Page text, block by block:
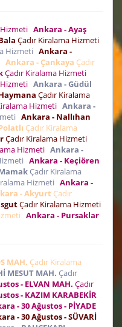
Ankara - Ayaş
Çadır Kiralama Hizmeti
Hizmeti Ankara -
Ankara - Çankaya Çadır
Çadır Kiralama Hizmeti
Ankara - Güdül
Çadır Kiralama
Hizmeti Ankara -
Ankara - Nallıhan
Çadır Kiralama
Çadır Kiralama Hizmeti
Hizmeti Ankara -
Ankara - Keçiören
Çadır Kiralama
Hizmeti Ankara -
- Akyurt Çadır
Çadır Kiralama Hizmeti
Ankara - Pursaklar
MAH. Çadır Kiralama
MESUT MAH. Çadır
- ELVAN MAH. Çadır
- KAZIM KARABEKİR
- 30 Ağustos - PİYADE
- 30 Ağustos - SÜVARİ